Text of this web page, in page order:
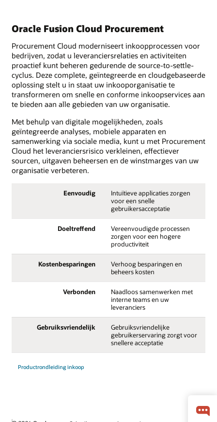
Oracle Fusion Cloud Procurement
Procurement Cloud moderniseert inkoopprocessen voor
bedrijven, zodat u leveranciersrelaties en activiteiten
proactief kunt beheren gedurende de source-to-settle-
cyclus. Deze complete, geïntegreerde en cloudgebaseerde
oplossing stelt u in staat uw inkooporganisatie te
transformeren om snelle en conforme inkoopservices aan
te bieden aan alle gebieden van uw organisatie.
Met behulp van digitale mogelijkheden, zoals
geïntegreerde analyses, mobiele apparaten en
samenwerking via sociale media, kunt u met Procurement
Cloud het leveranciersrisico verkleinen, effectiever
sourcen, uitgaven beheersen en de winstmarges van uw
organisatie verbeteren.
Eenvoudig
Intuïtieve applicaties zorgen
voor een snelle
gebruikersacceptatie
Doeltreffend
Vereenvoudigde processen
zorgen voor een hogere
productiviteit
Kostenbesparingen
Verhoog besparingen en
beheers kosten
Verbonden
Naadloos samenwerken met
interne teams en uw
leveranciers
Gebruiksvriendelijk
Gebruiksvriendelijke
gebruikerservaring zorgt voor
snellere acceptatie
Productrondleiding inkoop